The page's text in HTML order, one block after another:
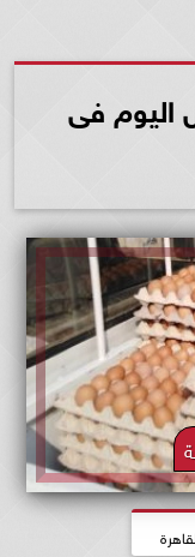
اليوم فى